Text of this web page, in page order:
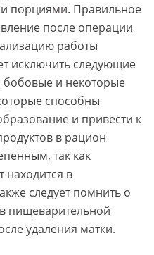
порциями. Правильное
после операции
работы
исключить следующие
бобовые и некоторые
способны
и привести к
в рацион
так как
в
следует помнить о
пищеварительной
удаления матки.